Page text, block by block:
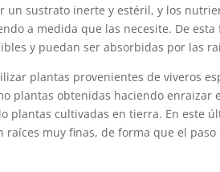
un sustrato inerte y estéril, y los
a medida que las necesite. De esta
y puedan ser absorbidas por las
plantas provenientes de viveros
plantas obtenidas haciendo enraizar
plantas cultivadas en tierra. En este
muy finas, de forma que el